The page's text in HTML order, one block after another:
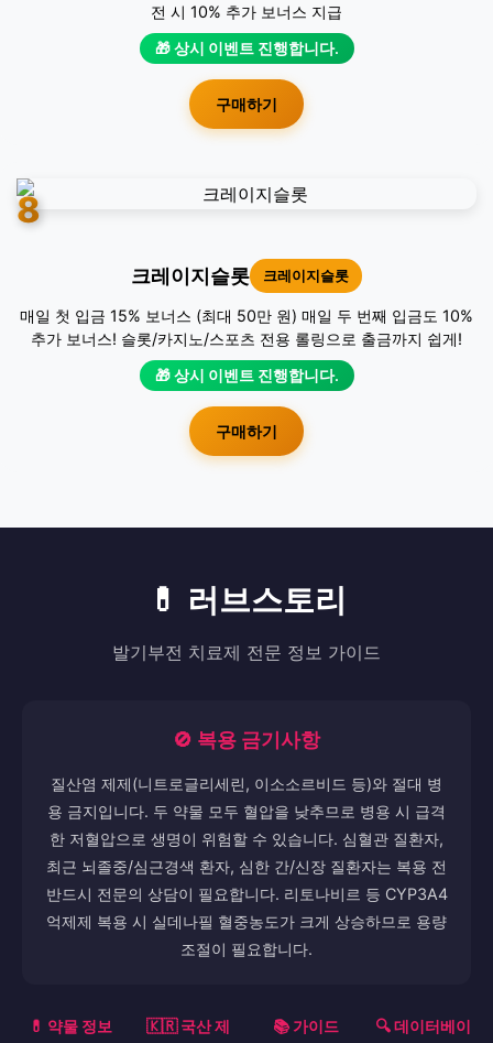
전 시 10% 추가 보너스 지급
🎁 상시 이벤트 진행합니다.
구매하기
8
크레이지슬롯 크레이지슬롯
매일 첫 입금 15% 보너스 (최대 50만 원) 매일 두 번째 입금도 10%
추가 보너스! 슬롯/카지노/스포츠 전용 롤링으로 출금까지 쉽게!
🎁 상시 이벤트 진행합니다.
구매하기
💊 러브스토리
발기부전 치료제 전문 정보 가이드
🚫 복용 금기사항
질산염 제제(니트로글리세린, 이소소르비드 등)와 절대 병
용 금지입니다. 두 약물 모두 혈압을 낮추므로 병용 시 급격
한 저혈압으로 생명이 위험할 수 있습니다. 심혈관 질환자,
최근 뇌졸중/심근경색 환자, 심한 간/신장 질환자는 복용 전
반드시 전문의 상담이 필요합니다. 리토나비르 등 CYP3A4
억제제 복용 시 실데나필 혈중농도가 크게 상승하므로 용량
조절이 필요합니다.
💊 약물 정보
🇰🇷 국산 제
📚 가이드
🔍 데이터베이